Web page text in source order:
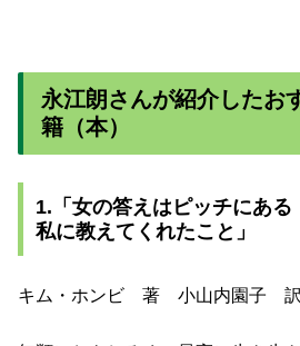
永江朗さんが紹介したお
籍（本）
1.「女の答えはピッチにあ
私に教えてくれたこと」
キム・ホンビ 著 小山内園子 訳